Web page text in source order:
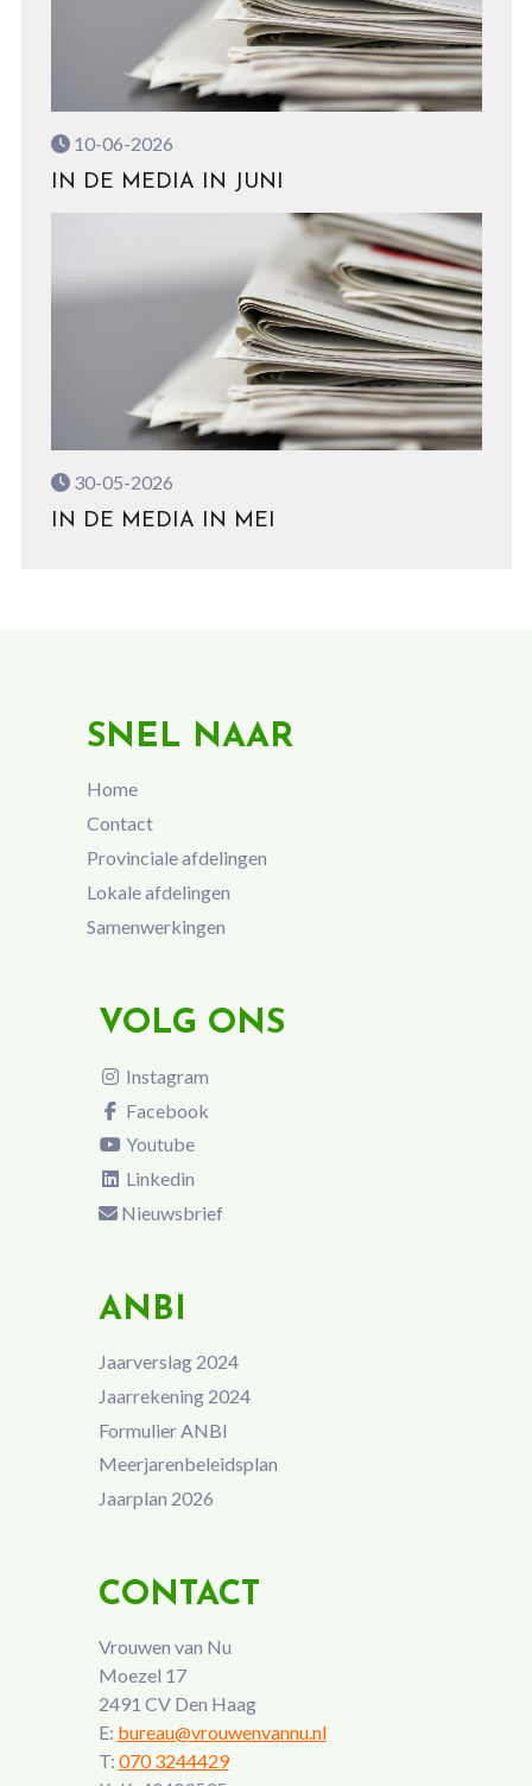
10-06-2026
IN DE MEDIA IN JUNI
30-05-2026
IN DE MEDIA IN MEI
SNEL NAAR
Home
Contact
Provinciale afdelingen
Lokale afdelingen
Samenwerkingen
VOLG ONS
Instagram
Facebook
Youtube
Linkedin
Nieuwsbrief
ANBI
Jaarverslag 2024
Jaarrekening 2024
Formulier ANBI
Meerjarenbeleidsplan
Jaarplan 2026
CONTACT
Vrouwen van Nu
Moezel 17
2491 CV Den Haag
E: bureau@vrouwenvannu.nl
T: 070 3244429